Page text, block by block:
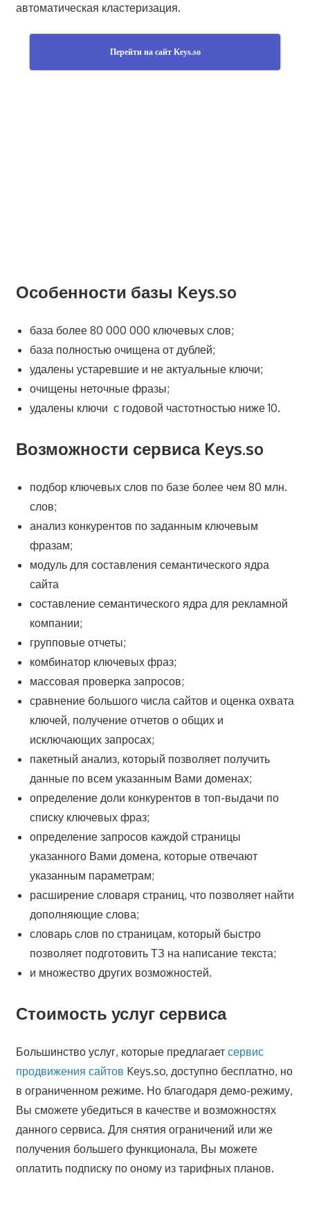
автоматическая кластеризация.
Перейти на сайт Keys.so
Особенности базы Keys.so
база более 80 000 000 ключевых слов;
база полностью очищена от дублей;
удалены устаревшие и не актуальные ключи;
очищены неточные фразы;
удалены ключи с годовой частотностью ниже 10.
Возможности сервиса Keys.so
подбор ключевых слов по базе более чем 80 млн.
слов;
анализ конкурентов по заданным ключевым
фразам;
модуль для составления семантического ядра
сайта
составление семантического ядра для рекламной
компании;
групповые отчеты;
комбинатор ключевых фраз;
массовая проверка запросов;
сравнение большого числа сайтов и оценка охвата
ключей, получение отчетов о общих и
исключающих запросах;
пакетный анализ, который позволяет получить
данные по всем указанным Вами доменах;
определение доли конкурентов в топ-выдачи по
списку ключевых фраз;
определение запросов каждой страницы
указанного Вами домена, которые отвечают
указанным параметрам;
расширение словаря страниц, что позволяет найти
дополняющие слова;
словарь слов по страницам, который быстро
позволяет подготовить ТЗ на написание текста;
и множество других возможностей.
Стоимость услуг сервиса
Большинство услуг, которые предлагает сервис
продвижения сайтов Keys.so, доступно бесплатно, но
в ограниченном режиме. Но благодаря демо-режиму,
Вы сможете убедиться в качестве и возможностях
данного сервиса. Для снятия ограничений или же
получения большего функционала, Вы можете
оплатить подписку по оному из тарифных планов.